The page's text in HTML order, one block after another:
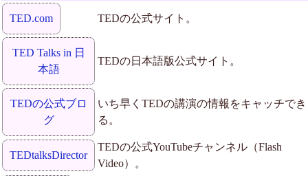
TED.com TEDの公式サイト。
TED Talks in 日
本語
TEDの日本語版公式サイト。
TEDの公式ブロ
グ
いち早くTEDの講演の情報をキャッチでき
る。
TEDtalksDirector
TEDの公式YouTubeチャンネル（Flash
Video）。